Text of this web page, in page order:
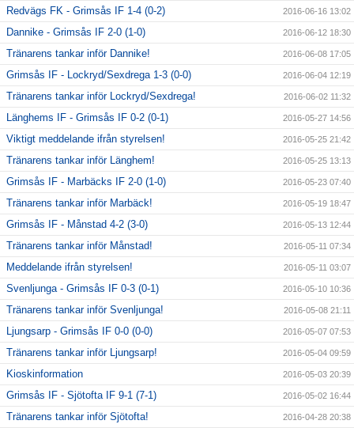
Redvägs FK - Grimsås IF 1-4 (0-2) 2016-06-16 13:02
Dannike - Grimsås IF 2-0 (1-0) 2016-06-12 18:30
Tränarens tankar inför Dannike! 2016-06-08 17:05
Grimsås IF - Lockryd/Sexdrega 1-3 (0-0) 2016-06-04 12:19
Tränarens tankar inför Lockryd/Sexdrega! 2016-06-02 11:32
Länghems IF - Grimsås IF 0-2 (0-1) 2016-05-27 14:56
Viktigt meddelande ifrån styrelsen! 2016-05-25 21:42
Tränarens tankar inför Länghem! 2016-05-25 13:13
Grimsås IF - Marbäcks IF 2-0 (1-0) 2016-05-23 07:40
Tränarens tankar inför Marbäck! 2016-05-19 18:47
Grimsås IF - Månstad 4-2 (3-0) 2016-05-13 12:44
Tränarens tankar inför Månstad! 2016-05-11 07:34
Meddelande ifrån styrelsen! 2016-05-11 03:07
Svenljunga - Grimsås IF 0-3 (0-1) 2016-05-10 10:36
Tränarens tankar inför Svenljunga! 2016-05-08 21:11
Ljungsarp - Grimsås IF 0-0 (0-0) 2016-05-07 07:53
Tränarens tankar inför Ljungsarp! 2016-05-04 09:59
Kioskinformation 2016-05-03 20:39
Grimsås IF - Sjötofta IF 9-1 (7-1) 2016-05-02 16:44
Tränarens tankar inför Sjötofta! 2016-04-28 20:38